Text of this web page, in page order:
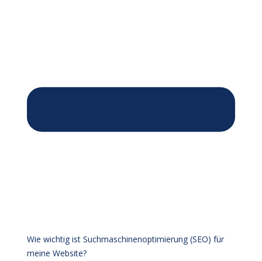
Wie wichtig ist Suchmaschinenoptimierung (SEO) für
meine Website?